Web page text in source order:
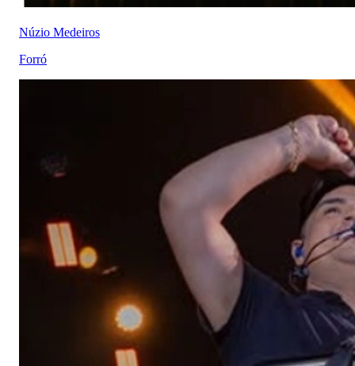
Núzio Medeiros
Forró